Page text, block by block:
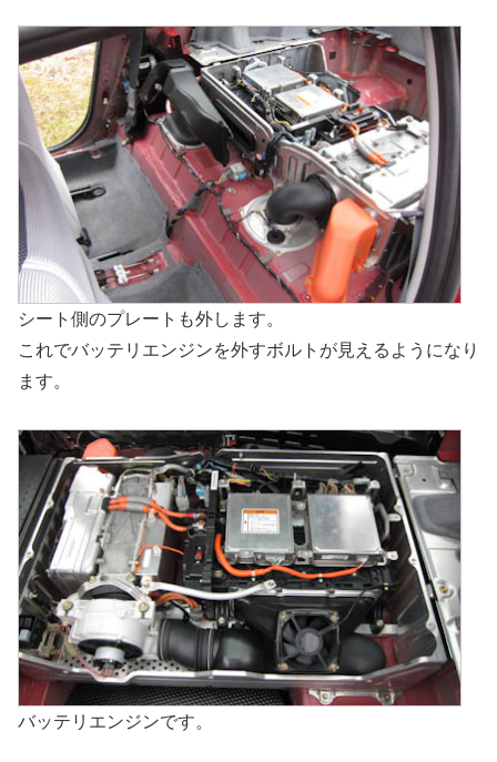
シート側のプレートも外します。
これでバッテリエンジンを外すボルトが見えるようになり
ます。
バッテリエンジンです。